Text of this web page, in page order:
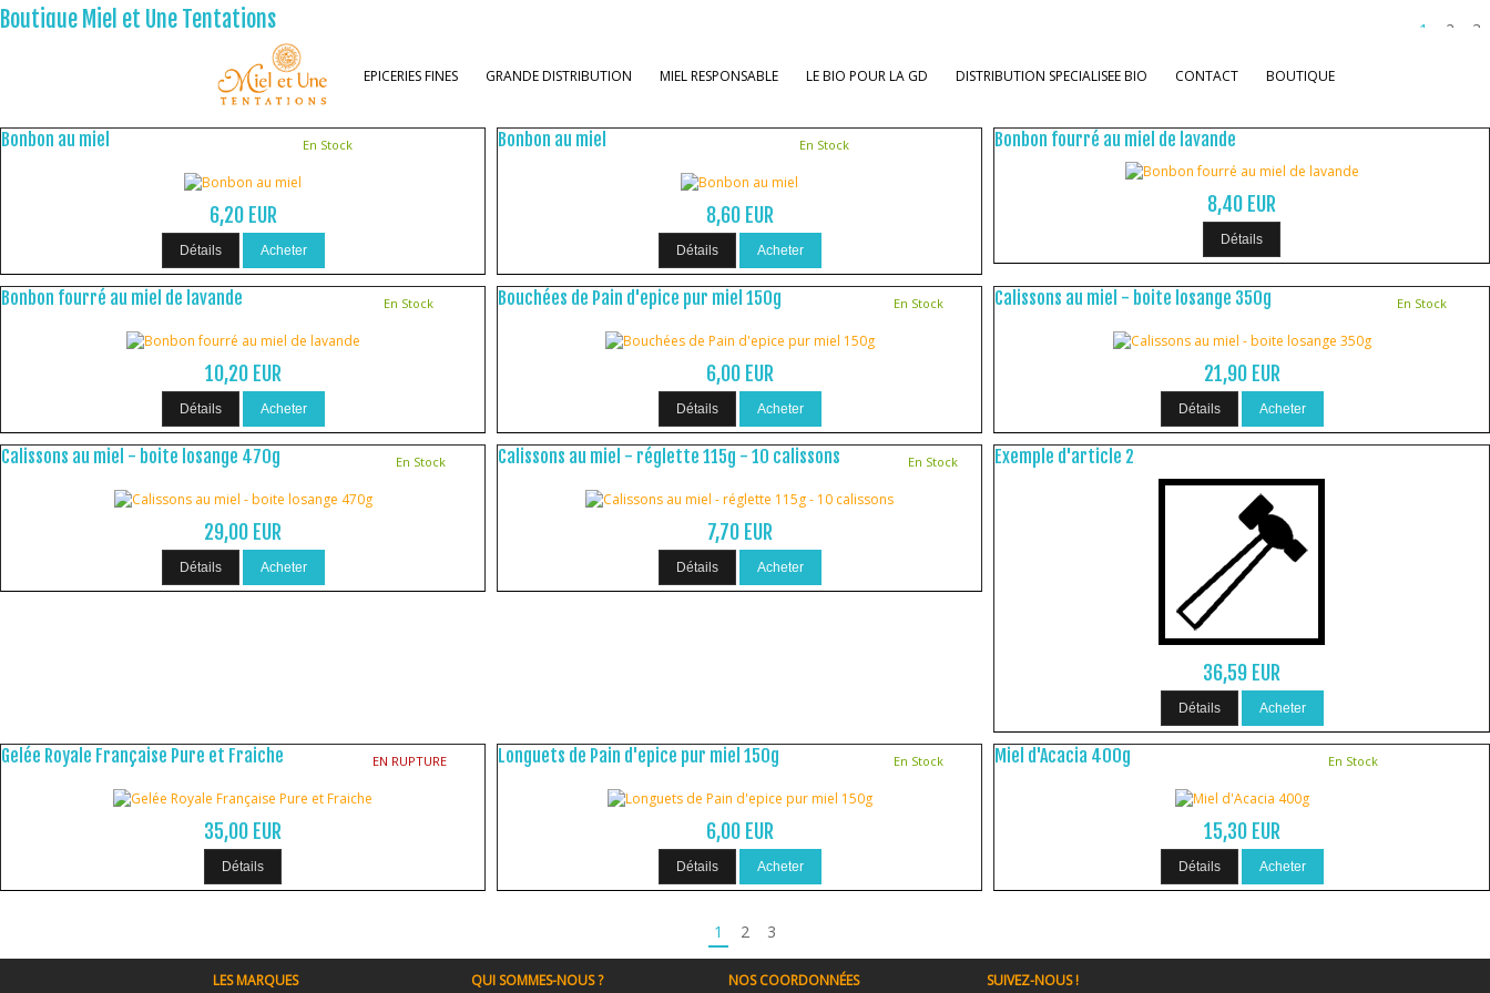
EPICERIES FINES GRANDE DISTRIBUTION MIEL RESPONSABLE LE BIO POUR LA GD DISTRIBUTION SPECIALISEE BIO CONTACT BOUTIQUE
Boutique Miel et Une Tentations 1 2 3
Bonbon au miel En Stock
6,20 EUR
Détails Acheter
Bonbon au miel En Stock
8,60 EUR
Détails Acheter
Bonbon fourré au miel de lavande
8,40 EUR
Détails
Bonbon fourré au miel de lavande En Stock
10,20 EUR
Détails Acheter
Bouchées de Pain d'epice pur miel 150g En Stock
6,00 EUR
Détails Acheter
Calissons au miel - boite losange 350g En Stock
21,90 EUR
Détails Acheter
Calissons au miel - boite losange 470g En Stock
29,00 EUR
Détails Acheter
Calissons au miel - réglette 115g - 10 calissons En Stock
7,70 EUR
Détails Acheter
Exemple d'article 2
36,59 EUR
Détails Acheter
Gelée Royale Française Pure et Fraiche EN RUPTURE
35,00 EUR
Détails
Longuets de Pain d'epice pur miel 150g En Stock
6,00 EUR
Détails Acheter
Miel d'Acacia 400g En Stock
15,30 EUR
Détails Acheter
1 2 3
LES MARQUES QUI SOMMES-NOUS ? NOS COORDONNÉES SUIVEZ-NOUS !